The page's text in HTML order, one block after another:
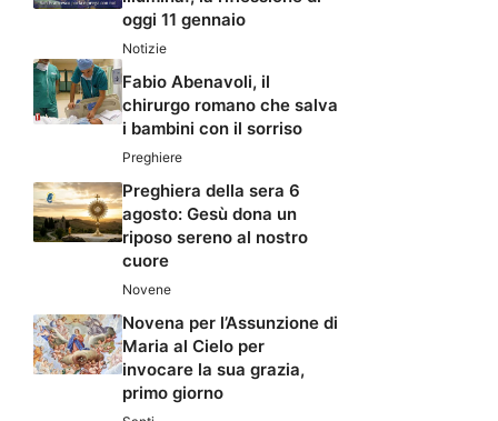
oggi 11 gennaio
Notizie
Fabio Abenavoli, il
chirurgo romano che salva
i bambini con il sorriso
Preghiere
Preghiera della sera 6
agosto: Gesù dona un
riposo sereno al nostro
cuore
Novene
Novena per l’Assunzione di
Maria al Cielo per
invocare la sua grazia,
primo giorno